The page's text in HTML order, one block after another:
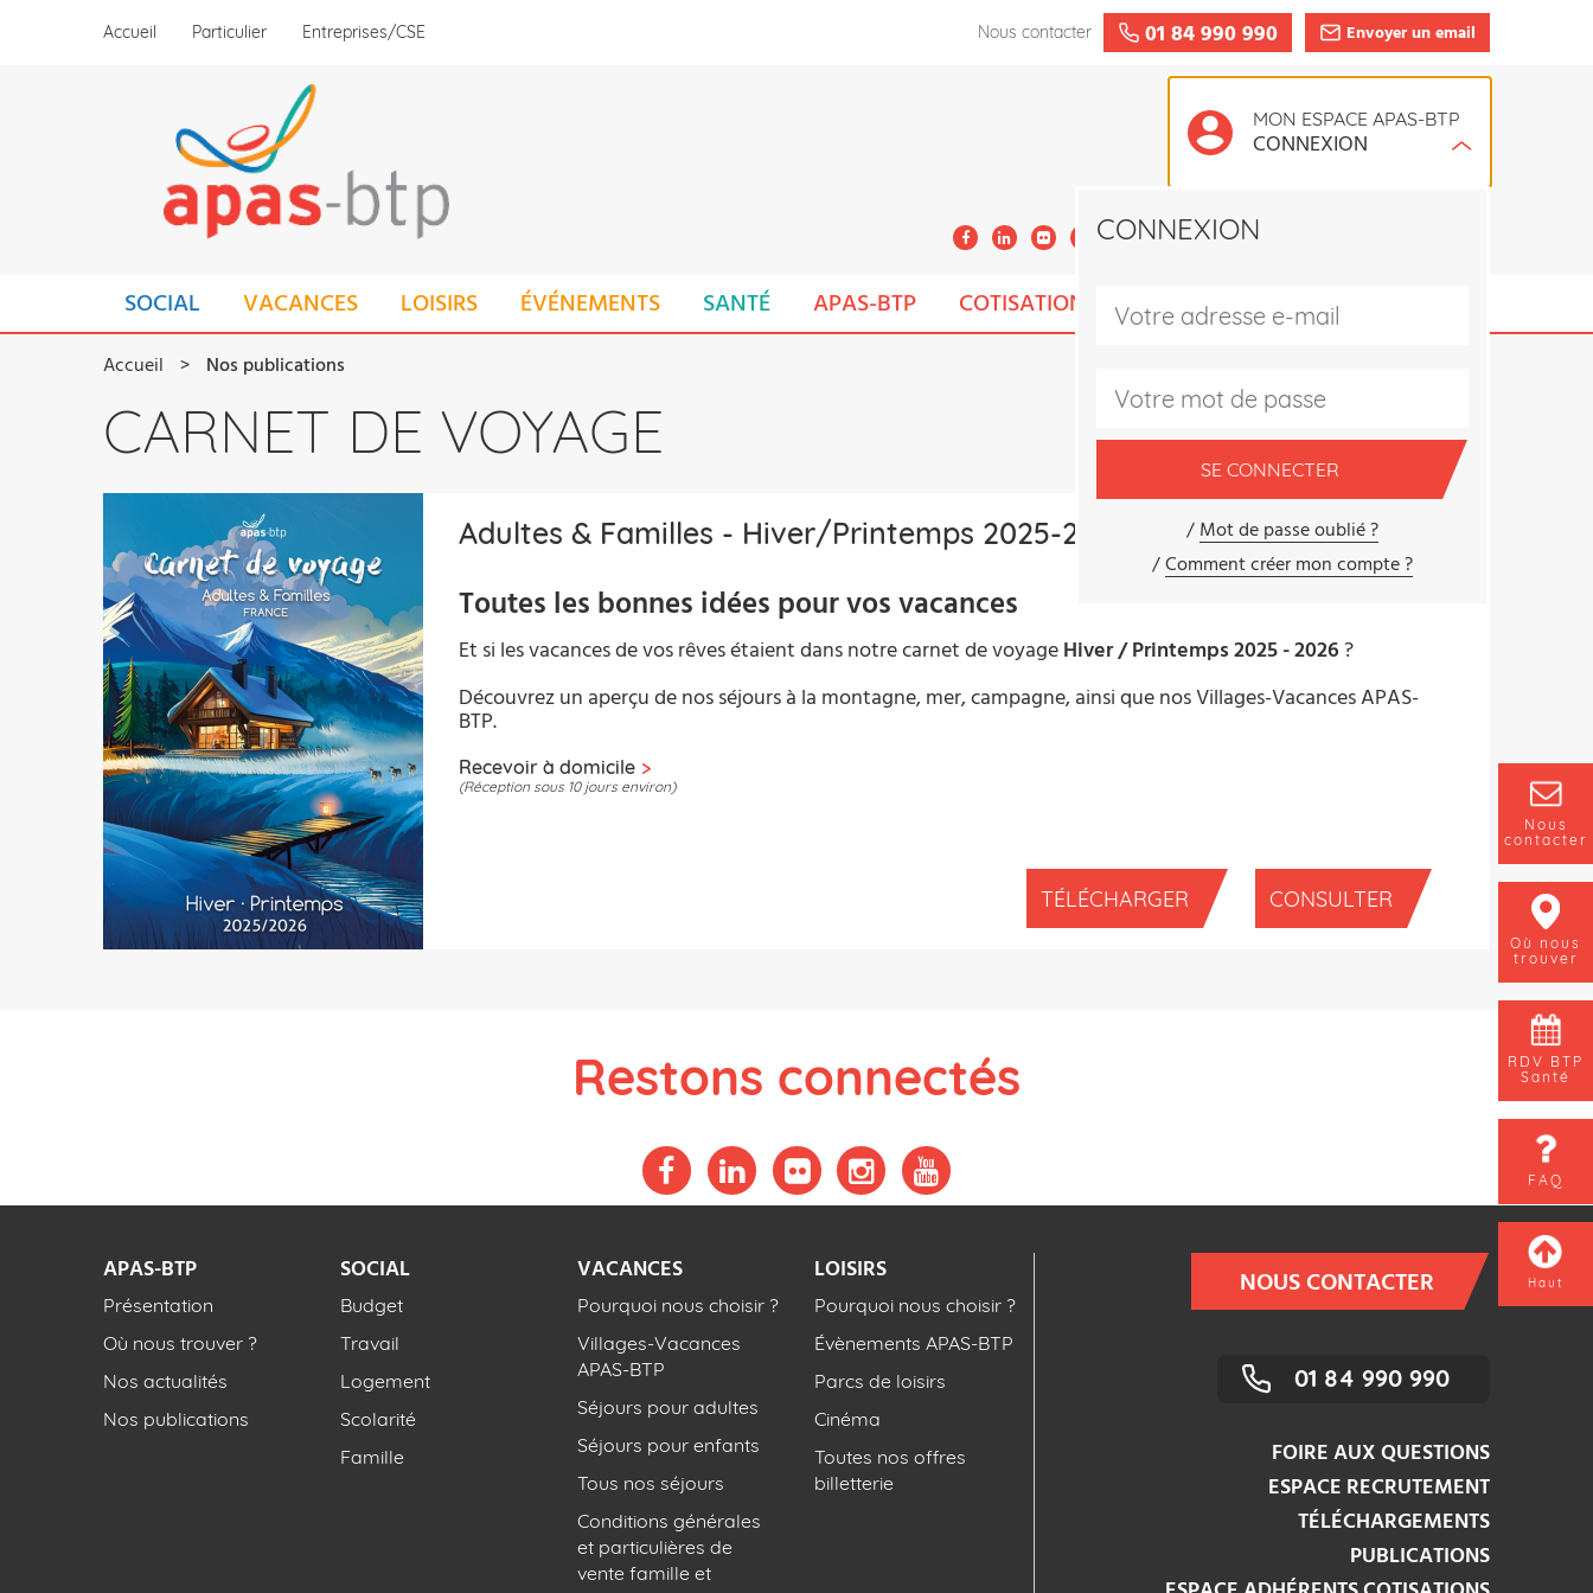
Accueil Particulier Entreprises/CSE Nous contacter 01 84 990 990 Envoyer un email
MON ESPACE APAS-BTP
CONNEXION
CONNEXION
SE CONNECTER
Mot de passe oublié ?
Comment créer mon compte ?
CRÉER UN COMPTE
MAIN
NAVIGATION
SOCIAL VACANCES LOISIRS ÉVÉNEMENTS SANTÉ APAS-BTP COTISATIONS ADHÉRENT
FIL
D'ARIANE
Accueil Nos publications
CARNET DE VOYAGE
Adultes & Familles - Hiver/Printemps 2025-2026
Toutes les bonnes idées pour vos vacances
Et si les vacances de vos rêves étaient dans notre carnet de voyageHiver / Printemps 2025 - 2026?
Découvrez un aperçu de nos séjours à la montagne, mer, campagne, ainsi que nos Villages-Vacances APAS-
BTP.
Recevoir à domicile
(Réception sous 10 jours environ)
TÉLÉCHARGER CONSULTER
Nous
contacter
Où nous
trouver
RDV BTP
Santé
FAQ
Haut
Restons connectés
APAS-BTP
Présentation
Où nous trouver ?
Nos actualités
Nos publications
SOCIAL
Budget
Travail
Logement
Scolarité
Famille
VACANCES
Pourquoi nous choisir ?
Villages-Vacances
APAS-BTP
Séjours pour adultes
Séjours pour enfants
Tous nos séjours
Conditions générales
et particulières de
vente famille et
LOISIRS
Pourquoi nous choisir ?
Évènements APAS-BTP
Parcs de loisirs
Cinéma
Toutes nos offres
billetterie
NOUS CONTACTER
01 84 990 990
FOIRE AUX QUESTIONS
ESPACE RECRUTEMENT
TÉLÉCHARGEMENTS
PUBLICATIONS